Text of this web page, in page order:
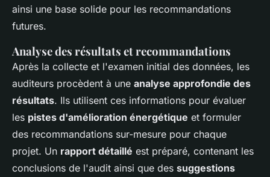
ainsi une base solide pour les recommandations
futures.
Analyse des résultats et recommandations
Après la collecte et l'examen initial des données, les
auditeurs procèdent à une analyse approfondie des
résultats. Ils utilisent ces informations pour évaluer
les pistes d'amélioration énergétique et formuler
des recommandations sur-mesure pour chaque
projet. Un rapport détaillé est préparé, contenant les
conclusions de l'audit ainsi que des suggestions